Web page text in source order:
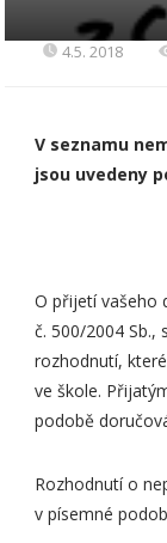
4.5. 2018
V seznamu
jsou uvedeny
O přijetí vašeho
č. 500/2004
rozhodnutí,
ve škole.
podobě
Rozhodnutí o
v písemné